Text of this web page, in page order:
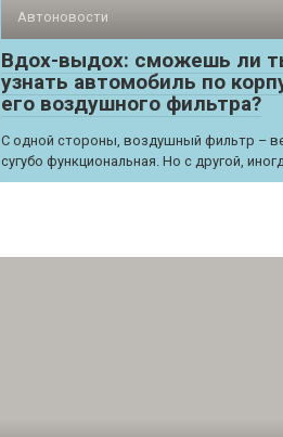
Автоновости
Вдох-выдох: сможешь ли
узнать автомобиль по
его воздушного фильтра?
С одной стороны, воздушный фильтр –
сугубо функциональная. Но с другой,